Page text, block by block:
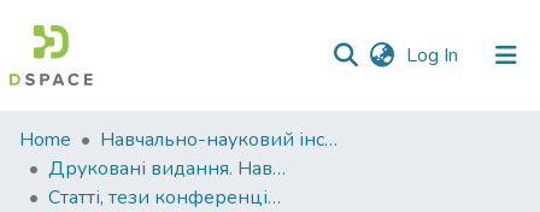
Log In (current)
Communities
&
Collections
Home
Навчально-науковий інститут агротехнологій, селекції та екології
Друковані видання. Навчально-науковий інститут агротехнологій, селекції та екології
Статті, тези конференцій. Навчально-науковий інститут агротехнологій, селекції та екології